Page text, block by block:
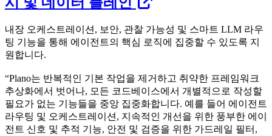
내장 오케스트레이션, 보안, 관찰 가능성 및 스마트 LLM 라우
팅 기능을 통해 에이전트의 핵심 로직에 집중할 수 있도록 지
원합니다.
“Plano는 반복적인 기본 작업을 제거하고 취약한 프레임워크
추상화에서 벗어나, 모든 코드베이스에서 개별적으로 작성할
필요가 없는 기능들을 중앙 집중화합니다. 예를 들어 에이전트
라우팅 및 오케스트레이션, 지속적인 개선을 위한 풍부한 에이
전트 신호 및 추적 기능, 안전 및 검증을 위한 가드레일 필터,